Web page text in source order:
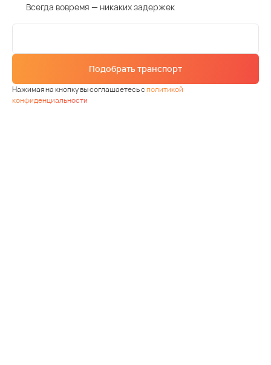
Всегда вовремя — никаких задержек
Подобрать транспорт
Нажимая на кнопку вы соглашаетесь сполитикой
конфиденциальности